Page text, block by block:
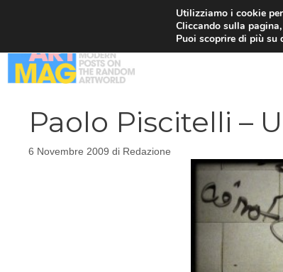
Paolo Piscitelli –
6 Novembre 2009 di Redazione
Utilizziamo i cookie
Cliccando sulla
Puoi scoprire di più